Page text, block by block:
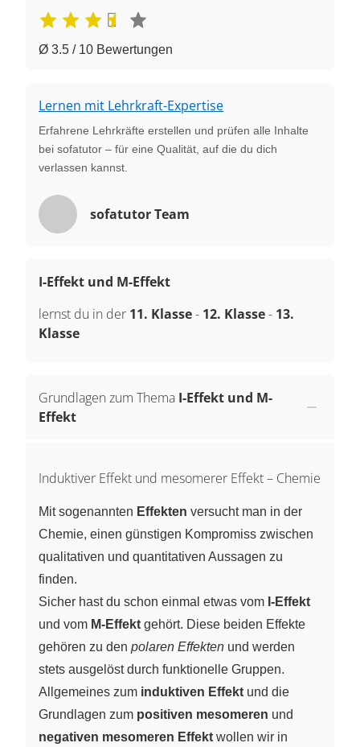
Ø 3.5 / 10 Bewertungen
Lernen mit Lehrkraft-Expertise
Erfahrene Lehrkräfte erstellen und prüfen alle Inhalte
bei sofatutor – für eine Qualität, auf die du dich
verlassen kannst.
sofatutor Team
I-Effekt und M-Effekt
lernst du in der 11. Klasse- 12. Klasse- 13.
Klasse
Grundlagen zum Thema I-Effekt und M-
Effekt
Induktiver Effekt und mesomerer Effekt – Chemie
Mit sogenannten Effekten versucht man in der
Chemie, einen günstigen Kompromiss zwischen
qualitativen und quantitativen Aussagen zu
finden.
Sicher hast du schon einmal etwas vom I-Effekt
und vom M-Effekt gehört. Diese beiden Effekte
gehören zu den polaren Effekten und werden
stets ausgelöst durch funktionelle Gruppen.
Allgemeines zum induktiven Effekt und die
Grundlagen zum positiven mesomeren und
negativen mesomeren Effekt wollen wir in